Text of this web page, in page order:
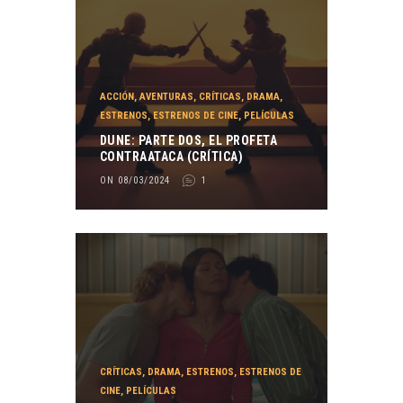
ACCIÓN, AVENTURAS, CRÍTICAS, DRAMA,
ESTRENOS,ESTRENOS DE CINE, PELÍCULAS
DUNE: PARTE DOS, EL PROFETA
CONTRAATACA (CRÍTICA)
ON 08/03/2024 1
CRÍTICAS, DRAMA, ESTRENOS, ESTRENOS DE
CINE, PELÍCULAS